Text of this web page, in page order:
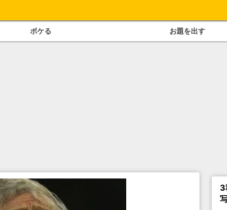
ボケる お題を出す
3